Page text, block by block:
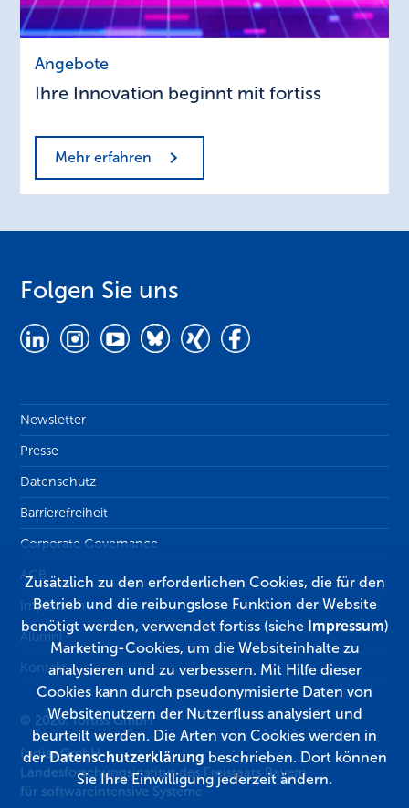
Innovation
beginnt
fortiss
Angebote
Ihre Innovation beginnt mit fortiss
Mehr erfahren
Folgen Sie uns
Newsletter
Presse
Datenschutz
Barrierefreiheit
Corporate Governance
AGB
Impressum
Alumni
Kontakt
© 2026, fortiss GmbH
fortiss GmbH
Landesforschungsinstitut des Freistaats Bayern
für softwareintensive Systeme
Zusätzlich zu den erforderlichen Cookies, die für den
Betrieb und die reibungslose Funktion der Website
benötigt werden, verwendet fortiss (siehe Impressum)
Marketing-Cookies, um die Websiteinhalte zu
analysieren und zu verbessern. Mit Hilfe dieser
Cookies kann durch pseudonymisierte Daten von
Websitenutzern der Nutzerfluss analysiert und
beurteilt werden. Die Arten von Cookies werden in
derDatenschutzerklärung beschrieben. Dort können
Sie Ihre Einwilligung jederzeit ändern.